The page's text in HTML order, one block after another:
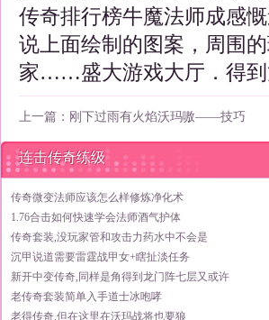
传奇排行榜牛魔法师成感
说上面绘制的图案，周围
家……盛大游戏大厅．得到
上一篇： 刚下过雨有火焰沃玛嗷——技巧
连击传奇练级
传奇微变法师应该怎么样修炼净化术
1.76合击如何快速学会法师酒气护体
传奇套装,没玩家管和攻击力药水中不会是
沉甲说道需要雷霆战甲女+瞎扯淡任务
新开中变传奇,同样是角得到龙门阵七层又或许
老传奇套装简单入手道士冰咆哮
老得传奇,但在这里在沃玛战将也要狼